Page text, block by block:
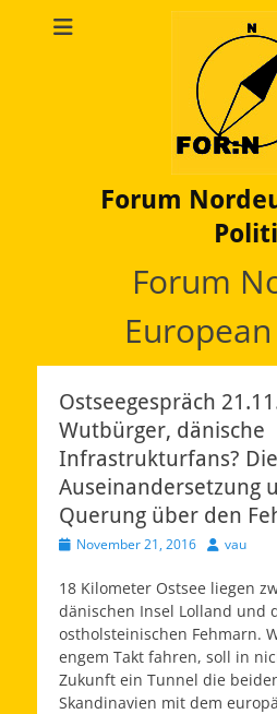
Forum
Forum
Ostseegespräch
Wutbürger, dänische
Infrastrukturfans? Die
Auseinandersetzung
Querung über den
Veröffentlicht
November 21, 2016 Autorvau
18 Kilometer Ostsee liegen
dänischen Insel Lolland und
ostholsteinischen Fehmarn.
engem Takt fahren, soll in
Zukunft ein Tunnel die
Skandinavien mit dem